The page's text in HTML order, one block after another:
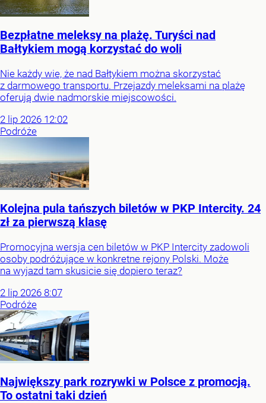
Bezpłatne meleksy na plażę. Turyści nad
Bałtykiem mogą korzystać do woli
Nie każdy wie, że nad Bałtykiem można skorzystać
z darmowego transportu. Przejazdy meleksami na plażę
oferują dwie nadmorskie miejscowości.
2 lip 2026 12:02
Podróże
Kolejna pula tańszych biletów w PKP Intercity. 24
zł za pierwszą klasę
Promocyjna wersja cen biletów w PKP Intercity zadowoli
osoby podróżujące w konkretne rejony Polski. Może
na wyjazd tam skusicie się dopiero teraz?
2 lip 2026 8:07
Podróże
Największy park rozrywki w Polsce z promocją.
To ostatni taki dzień